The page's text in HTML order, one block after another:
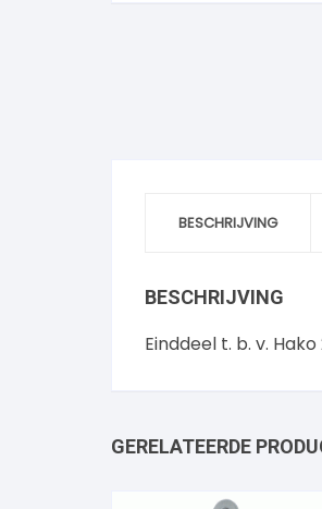
BESCHRIJVING
BESCHRIJVING
Einddeel t. b. v. Hako
GERELATEERDE